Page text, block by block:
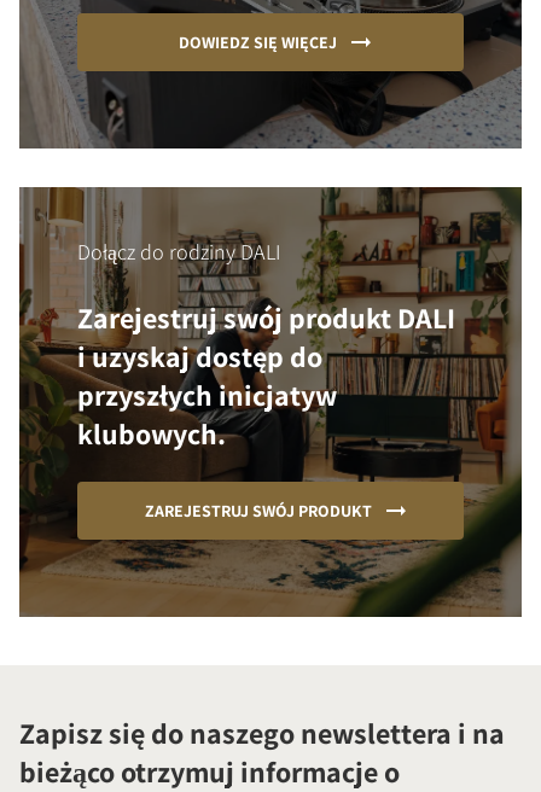
DOWIEDZ SIĘ WIĘCEJ
Dołącz do rodziny DALI
Zarejestruj swój produkt DALI
i uzyskaj dostęp do
przyszłych inicjatyw
klubowych.
ZAREJESTRUJ SWÓJ PRODUKT
Zapisz się do naszego newslettera i na
bieżąco otrzymuj informacje o